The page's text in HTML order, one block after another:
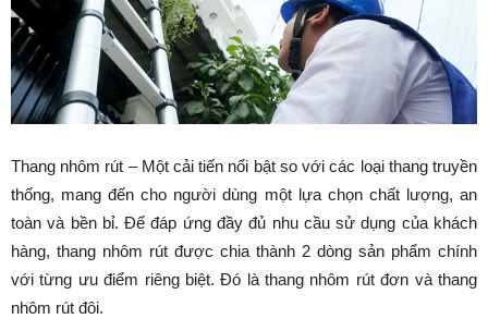
Thang nhôm rút – Một cải tiến nổi bật so với các loại thang truyền
thống, mang đến cho người dùng một lựa chọn chất lượng, an
toàn và bền bỉ. Để đáp ứng đầy đủ nhu cầu sử dụng của khách
hàng, thang nhôm rút được chia thành 2 dòng sản phẩm chính
với từng ưu điểm riêng biệt. Đó là thang nhôm rút đơn và thang
nhôm rút đôi.